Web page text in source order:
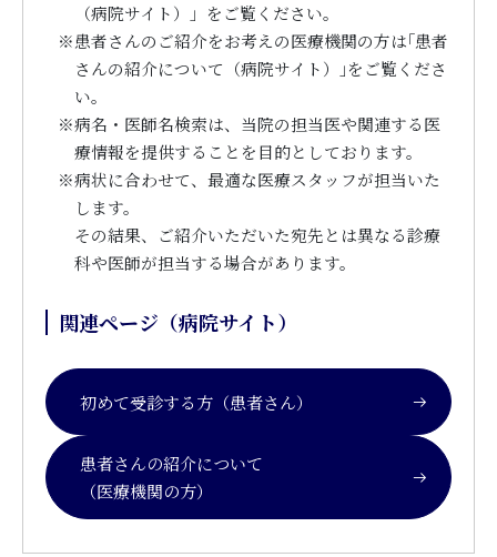
（病院サイト）」をご覧ください。
※患者さんのご紹介をお考えの医療機関の方は｢患者
さんの紹介について（病院サイト）｣をご覧くださ
い。
※病名・医師名検索は、当院の担当医や関連する医
療情報を提供することを目的としております。
※病状に合わせて、最適な医療スタッフが担当いた
します。
その結果、ご紹介いただいた宛先とは異なる診療
科や医師が担当する場合があります。
関連ページ（病院サイト）
初めて受診する方（患者さん）
患者さんの紹介について
（医療機関の方）